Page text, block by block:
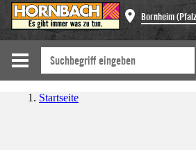
Bornheim
Startseite